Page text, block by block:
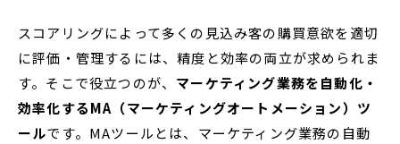
スコアリングによって多くの見込み客の購買意欲を適切
に評価・管理するには、精度と効率の両立が求められま
す。そこで役立つのが、 マーケティング業務を自動化・
効率化するMA（マーケティングオートメーション）ツ
ールです。MAツールとは、マーケティング業務の自動